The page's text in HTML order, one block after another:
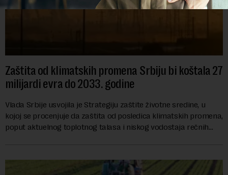
Zaštita od klimatskih promena Srbiju bi koštala 27
milijardi evra do 2033. godine
Vlada Srbije usvojila je Strategiju zaštite životne sredine, u
kojoj se procenjuje da zaštita od posledica klimatskih promena,
poput aktuelnog toplotnog talasa i niskog vodostaja rečnih